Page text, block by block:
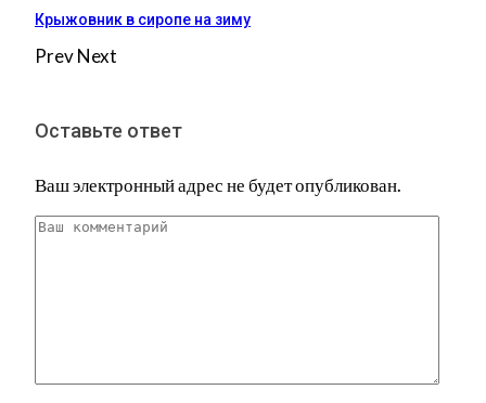
Крыжовник в сиропе на зиму
PrevNext
Оставьте ответ
Ваш электронный адрес не будет опубликован.